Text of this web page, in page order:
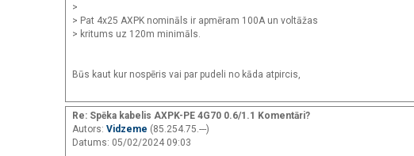
>
> Pat 4x25 AXPK nomināls ir apmēram 100A un voltāžas
> kritums uz 120m minimāls.
Būs kaut kur nospēris vai par pudeli no kāda atpircis,
Re: Spēka kabelis AXPK-PE 4G70 0.6/1.1 Komentāri?
Autors: Vidzeme (85.254.75.---)
Datums: 05/02/2024 09:03